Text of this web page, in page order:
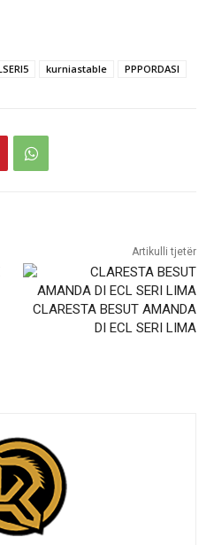
kurniastable PPPORDASI
Artikulli tjetër
CLARESTA BESUT AMANDA
DI ECL SERI LIMA